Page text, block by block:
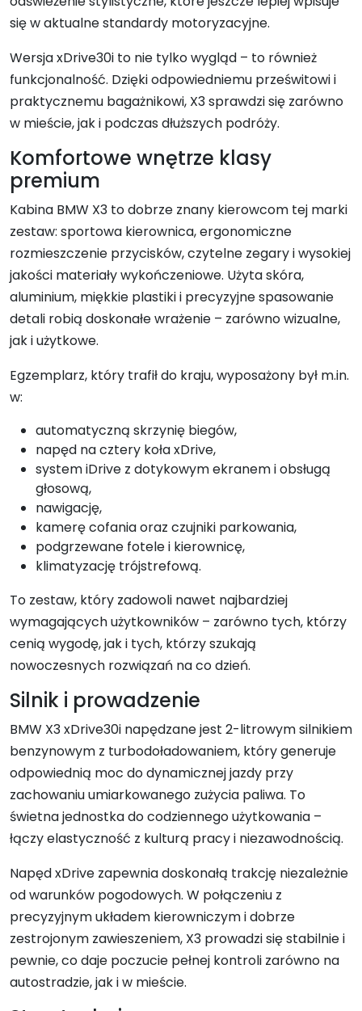
się w aktualne standardy motoryzacyjne.
Wersja xDrive30i to nie tylko wygląd – to również
funkcjonalność. Dzięki odpowiedniemu prześwitowi i
praktycznemu bagażnikowi, X3 sprawdzi się zarówno
w mieście, jak i podczas dłuższych podróży.
Komfortowe wnętrze klasy
premium
Kabina BMW X3 to dobrze znany kierowcom tej marki
zestaw: sportowa kierownica, ergonomiczne
rozmieszczenie przycisków, czytelne zegary i wysokiej
jakości materiały wykończeniowe. Użyta skóra,
aluminium, miękkie plastiki i precyzyjne spasowanie
detali robią doskonałe wrażenie – zarówno wizualne,
jak i użytkowe.
Egzemplarz, który trafił do kraju, wyposażony był m.in.
w:
automatyczną skrzynię biegów,
napęd na cztery koła xDrive,
system iDrive z dotykowym ekranem i obsługą
głosową,
nawigację,
kamerę cofania oraz czujniki parkowania,
podgrzewane fotele i kierownicę,
klimatyzację trójstrefową.
To zestaw, który zadowoli nawet najbardziej
wymagających użytkowników – zarówno tych, którzy
cenią wygodę, jak i tych, którzy szukają
nowoczesnych rozwiązań na co dzień.
Silnik i prowadzenie
BMW X3 xDrive30i napędzane jest 2-litrowym silnikiem
benzynowym z turbodoładowaniem, który generuje
odpowiednią moc do dynamicznej jazdy przy
zachowaniu umiarkowanego zużycia paliwa. To
świetna jednostka do codziennego użytkowania –
łączy elastyczność z kulturą pracy i niezawodnością.
Napęd xDrive zapewnia doskonałą trakcję niezależnie
od warunków pogodowych. W połączeniu z
precyzyjnym układem kierowniczym i dobrze
zestrojonym zawieszeniem, X3 prowadzi się stabilnie i
pewnie, co daje poczucie pełnej kontroli zarówno na
autostradzie, jak i w mieście.